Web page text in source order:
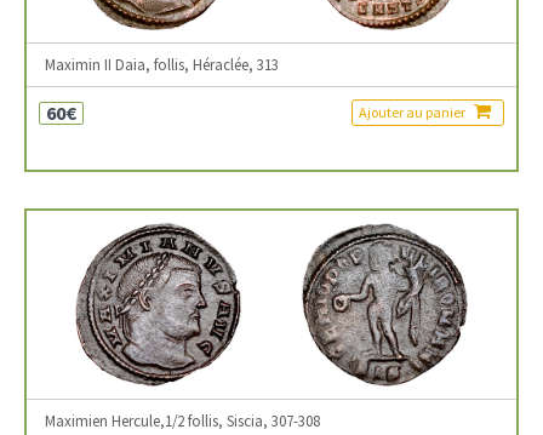
Maximin II Daia, follis, Héraclée, 313
60€ Ajouter au panier
Maximien Hercule,1/2 follis, Siscia, 307-308